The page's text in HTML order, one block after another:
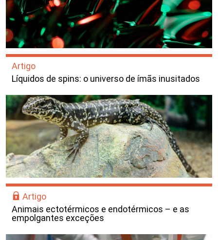
Artigo
Líquidos de spins: o universo de ímãs inusitados
Artigo
Animais ectotérmicos e endotérmicos – e as
empolgantes exceções